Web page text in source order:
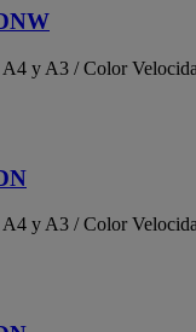
y A3 / Color
y A3 / Color